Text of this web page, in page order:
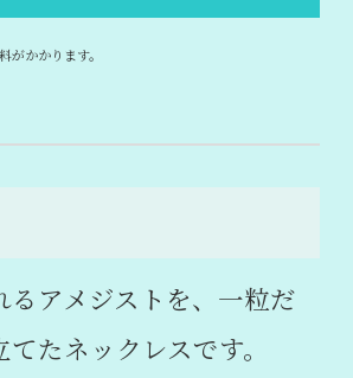
かかります。
るアメジストを、一粒だ
たネックレスです。